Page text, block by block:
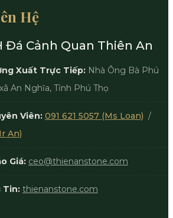
Hệ
Đá Cảnh Quan Thiên An
Xuất Trực Tiếp: Nhà Ông Bà Phú
An Nghĩa, Tỉnh Phú Thọ
Viên: 091 621 5057 (Ms Loan) /
An)
Giá: ceo@thienanstone.com
Tin: thienanstone.com